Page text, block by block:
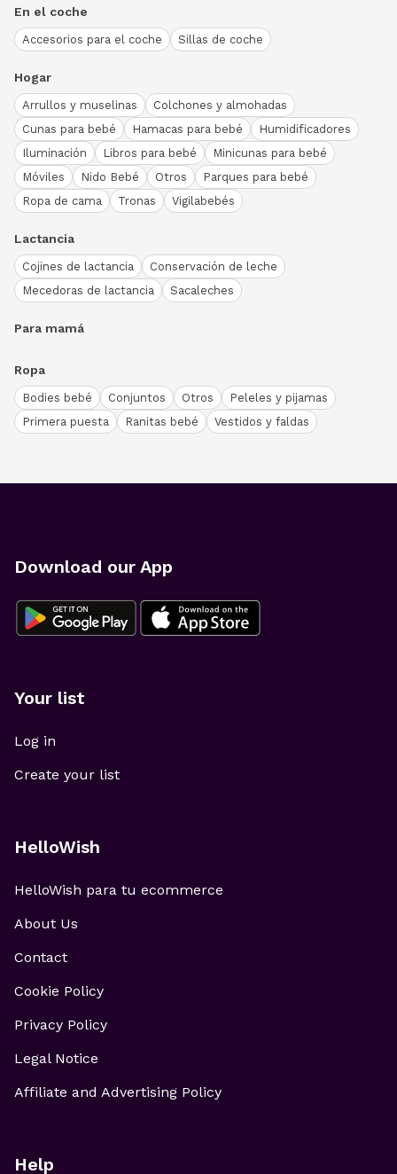
En el coche
Accesorios para el coche Sillas de coche
Hogar
Arrullos y muselinas
Colchones y almohadas
Cunas para bebé
Hamacas para bebé
Humidificadores
Iluminación
Libros para bebé
Minicunas para bebé
Móviles
Nido Bebé Otros
Parques para bebé
Ropa de cama
Tronas Vigilabebés
Lactancia
Cojines de lactancia
Conservación de leche
Mecedoras de lactancia
Sacaleches
Para mamá
Ropa
Bodies bebé Conjuntos Otros
Peleles y pijamas
Primera puesta
Ranitas bebé Vestidos y faldas
Download our App
Your list
Log in
Create your list
HelloWish
HelloWish para tu ecommerce
About Us
Contact
Cookie Policy
Privacy Policy
Legal Notice
Affiliate and Advertising Policy
Help